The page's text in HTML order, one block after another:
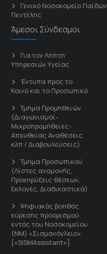
Γενικό Νοσοκομείο Παίδων
Πεντέλης
Άμεσοι Σύνδεσμοι
Για τον Λήπτη
Υπηρεσιών Υγείας
'Εντυπα προς το
Κοινό και το Προσωπικό
Τμήμα Προμηθειών
(Διαγωνισμοί-
Μικροπρομήθειες-
Απευθείας Αναθέσεις
κλπ / Διαβουλεύσεις)
Τμήμα Προσωπικού
(Λίστες αναμονής,
Προκηρύξεις θέσεων,
Εκλογές, Διαδικαστικά)
Ψηφιακός βοηθός
εύρεσης προορισμού
εντός του Νοσοκομείου
(ΝΜ) «Σισμανόγλειο»
[«SISMAssistant»]